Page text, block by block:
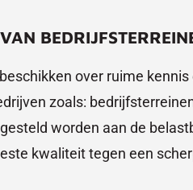
over ruime
zoals:
worden aan de
kwaliteit tegen een